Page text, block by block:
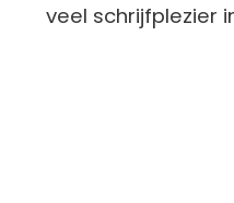
veel schrijfplezier